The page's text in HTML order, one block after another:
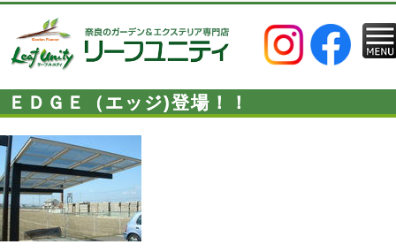
ＥＤＧＥ（エッジ)登場！！